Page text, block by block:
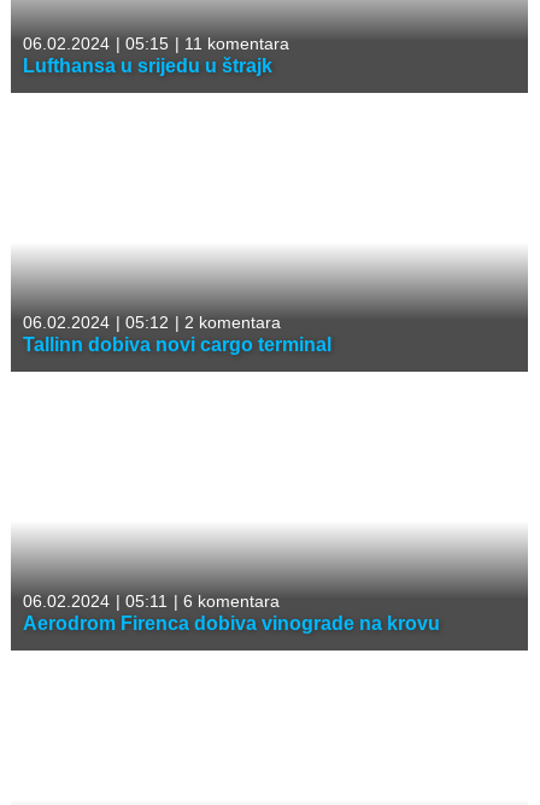
06.02.2024 | 05:15 | 11 komentara
Lufthansa u srijedu u štrajk
06.02.2024 | 05:12 | 2 komentara
Tallinn dobiva novi cargo terminal
06.02.2024 | 05:11 | 6 komentara
Aerodrom Firenca dobiva vinograde na krovu